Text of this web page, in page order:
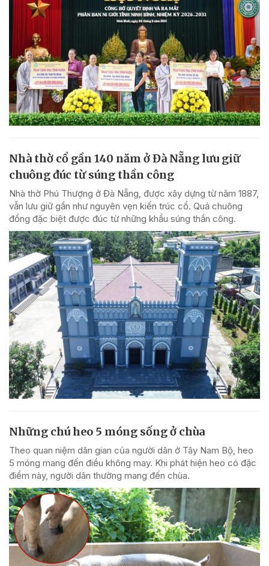
Nhà thờ cổ gần 140 năm ở Đà Nẵng lưu giữ
chuông đúc từ súng thần công
Nhà thờ Phú Thượng ở Đà Nẵng, được xây dựng từ năm 1887,
vẫn lưu giữ gần như nguyên vẹn kiến trúc cổ. Quả chuông
đồng đặc biệt được đúc từ những khẩu súng thần công.
Những chú heo 5 móng sống ở chùa
Theo quan niệm dân gian của người dân ở Tây Nam Bộ, heo
5 móng mang đến điều không may. Khi phát hiện heo có đặc
điểm này, người dân thường mang đến chùa.